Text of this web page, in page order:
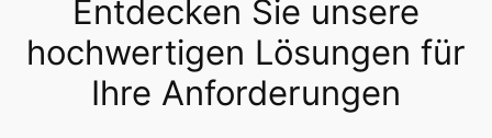
Entdecken Sie unsere
hochwertigen Lösungen für
Ihre Anforderungen